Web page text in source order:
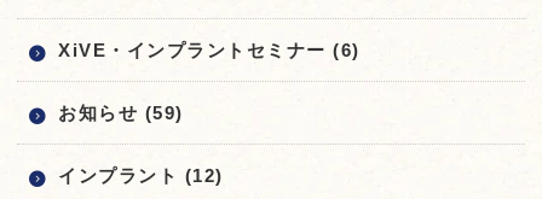
XiVE・インプラントセミナー (6)
お知らせ (59)
インプラント (12)